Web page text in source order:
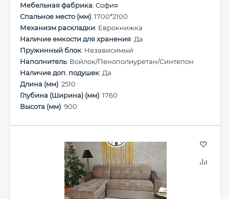
Мебельная фабрика: София
Спальное место (мм): 1700*2100
Механизм раскладки: Еврокнижка
Наличие емкости для хранения: Да
Пружинный блок: Независимый
Наполнитель: Войлок/Пенополиуретан/Синтепон
Наличие доп. подушек: Да
Длина (мм): 2510
Глубина (Ширина) (мм): 1760
Высота (мм): 900